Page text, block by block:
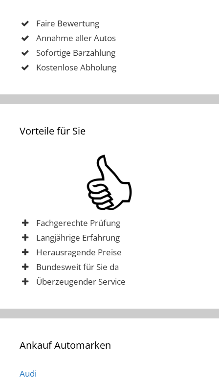
Faire Bewertung
Annahme aller Autos
Sofortige Barzahlung
Kostenlose Abholung
Vorteile für Sie
Fachgerechte Prüfung
Langjährige Erfahrung
Herausragende Preise
Bundesweit für Sie da
Überzeugender Service
Ankauf Automarken
Audi